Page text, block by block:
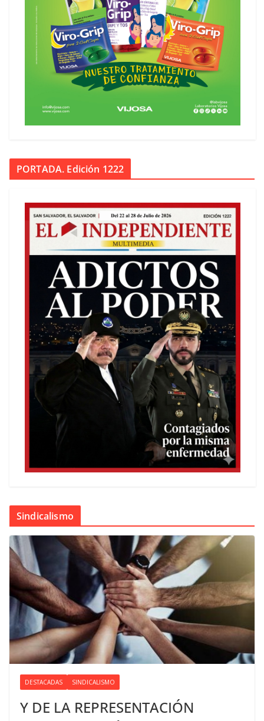
PORTADA. Edición 1222
Sindicalismo
DESTACADAS SINDICALISMO
Y DE LA REPRESENTACIÓN